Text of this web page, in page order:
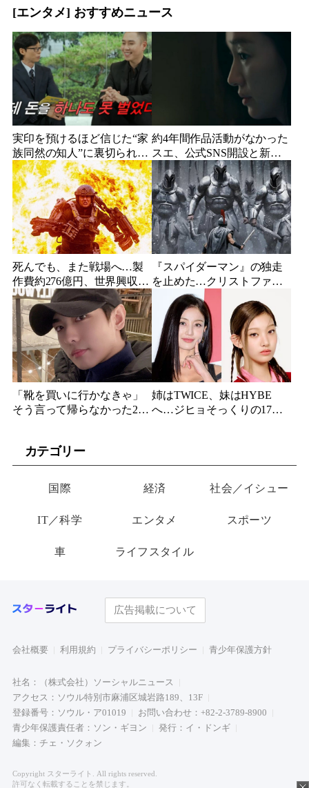
[エンタメ] おすすめニュース
実印を預けるほど信じた“家
族同然の知人”に裏切られ
た…収益9対1、10年間の奴
隷契約で人生が一変
約4年間作品活動がなかった
スエ、公式SNS開設と新ビ
ジュアル公開で復帰説が急
浮上
死んでも、また戦場へ…製
作費約276億円、世界興収
584億円のSF大作『オール・
ユー・ニード・イズ・キ
ル』がついに配信
『スパイダーマン』の独走
を止めた…クリストファ
ー・ノーラン史上最大、390
億円の超大作がついに韓国
上陸
「靴を買いに行かなきゃ」
そう言って帰らなかった24
り物”
姉はTWICE、妹はHYBE
へ…ジヒョそっくりの17歳
カテゴリー
国際 経済 社会／イシュー
IT／科学 エンタメ スポーツ
車 ライフスタイル
広告掲載について
会社概要 利用規約 プライバシーポリシー 青少年保護方針
社名：（株式会社）ソーシャルニュース
アクセス：ソウル特別市麻浦区城岩路189、13F
登録番号：ソウル・ア01019
お問い合わせ：+82-2-3789-8900
青少年保護責任者：ソン・ギヨン
発行：イ・ドンギ
編集：チェ・ソクォン
Copyright スターライト. All rights reserved.
許可なく転載することを禁じます。